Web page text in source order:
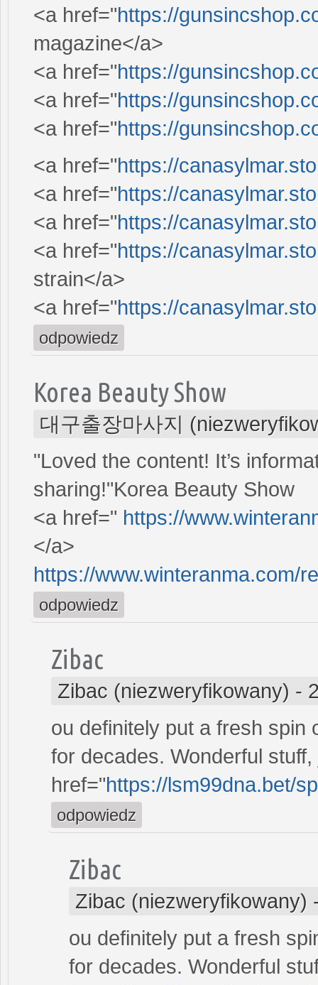
<a href="https://
magazine</a>
<a href="https://
<a href="https://
<a href="https://
<a href="https://
<a href="https://
<a href="https://
<a href="https://
strain</a>
<a href="https://
odpowiedz
Korea Beauty Show
대구출장마사지
"Loved the content! It’s
sharing!"Korea Beauty Show
<a href=" https://
</a>
https://www.winteranma.com/
odpowiedz
Zibac
Zibac (niezweryfikowany) -
ou definitely put a fresh spin
for decades. Wonderful
href="https://lsm99dna.bet/
odpowiedz
Zibac
Zibac (niezweryfikowany)
ou definitely put a fresh
for decades. Wonderful